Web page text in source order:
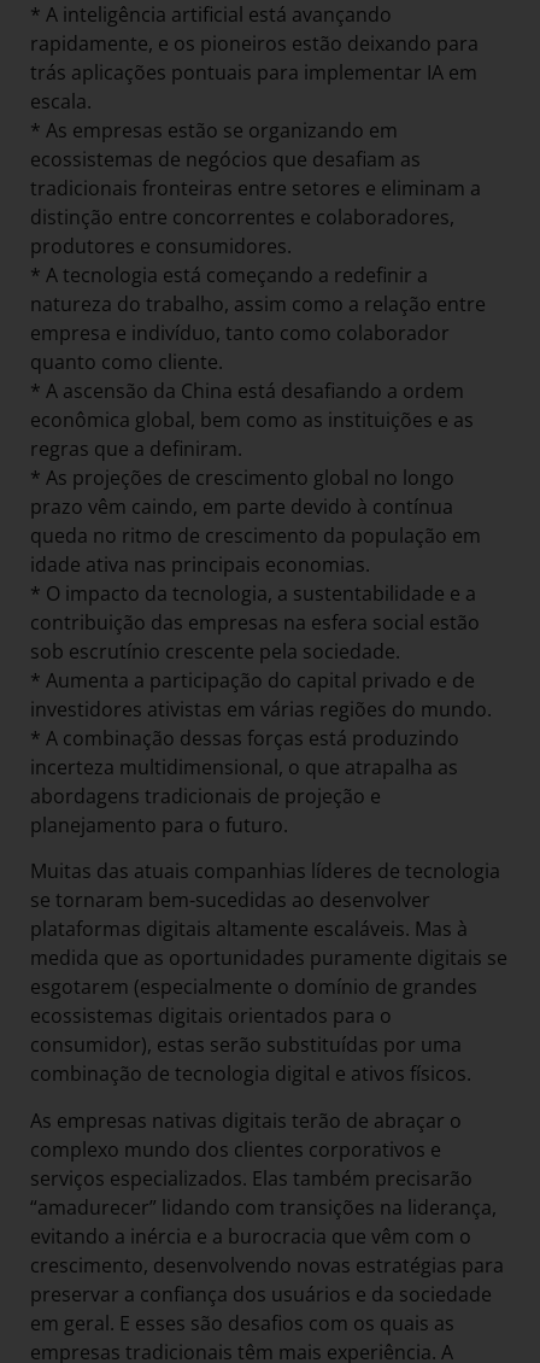
* A inteligência artificial está avançando
rapidamente, e os pioneiros estão deixando para
trás aplicações pontuais para implementar IA em
escala.
* As empresas estão se organizando em
ecossistemas de negócios que desafiam as
tradicionais fronteiras entre setores e eliminam a
distinção entre concorrentes e colaboradores,
produtores e consumidores.
* A tecnologia está começando a redefinir a
natureza do trabalho, assim como a relação entre
empresa e indivíduo, tanto como colaborador
quanto como cliente.
* A ascensão da China está desafiando a ordem
econômica global, bem como as instituições e as
regras que a definiram.
* As projeções de crescimento global no longo
prazo vêm caindo, em parte devido à contínua
queda no ritmo de crescimento da população em
idade ativa nas principais economias.
* O impacto da tecnologia, a sustentabilidade e a
contribuição das empresas na esfera social estão
sob escrutínio crescente pela sociedade.
* Aumenta a participação do capital privado e de
investidores ativistas em várias regiões do mundo.
* A combinação dessas forças está produzindo
incerteza multidimensional, o que atrapalha as
abordagens tradicionais de projeção e
planejamento para o futuro.
Muitas das atuais companhias líderes de tecnologia
se tornaram bem-sucedidas ao desenvolver
plataformas digitais altamente escaláveis. Mas à
medida que as oportunidades puramente digitais se
esgotarem (especialmente o domínio de grandes
ecossistemas digitais orientados para o
consumidor), estas serão substituídas por uma
combinação de tecnologia digital e ativos físicos.
As empresas nativas digitais terão de abraçar o
complexo mundo dos clientes corporativos e
serviços especializados. Elas também precisarão
“amadurecer” lidando com transições na liderança,
evitando a inércia e a burocracia que vêm com o
crescimento, desenvolvendo novas estratégias para
preservar a confiança dos usuários e da sociedade
em geral. E esses são desafios com os quais as
empresas tradicionais têm mais experiência. A